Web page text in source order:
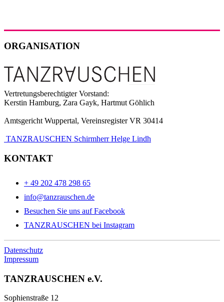
ORGANISATION
Vertretungsberechtigter Vorstand:
Kerstin Hamburg, Zara Gayk, Hartmut Göhlich
Amtsgericht Wuppertal, Vereinsregister VR 30414
TANZRAUSCHEN Schirmherr Helge Lindh
KONTAKT
+ 49 202 478 298 65
info@tanzrauschen.de
Besuchen Sie uns auf Facebook
TANZRAUSCHEN bei Instagram
Datenschutz
Impressum
TANZRAUSCHEN e.V.
Sophienstraße 12